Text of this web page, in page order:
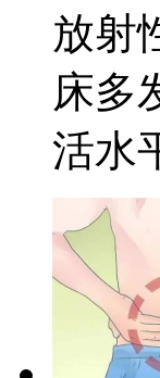
放射
床多
活水